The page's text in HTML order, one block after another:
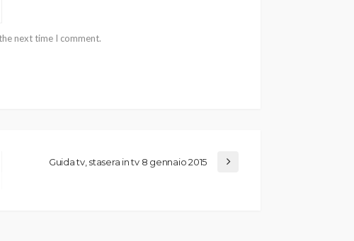
next time I comment.
Guida tv, stasera in tv 8 gennaio 2015